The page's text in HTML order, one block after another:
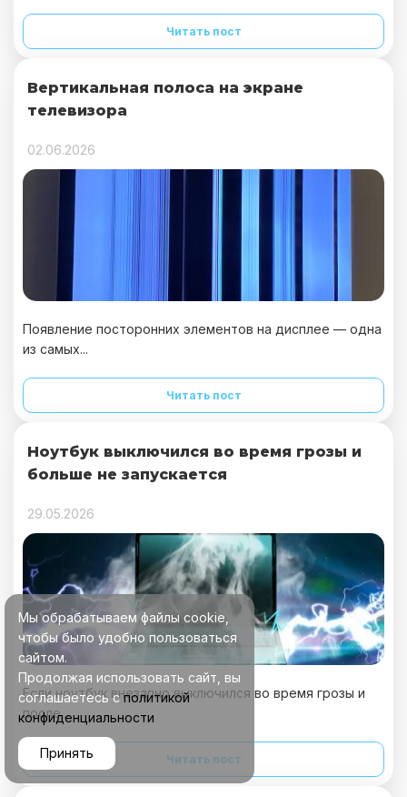
Читать пост
Вертикальная полоса на экране
телевизора
02.06.2026
Появление посторонних элементов на дисплее — одна
из самых...
Читать пост
Ноутбук выключился во время грозы и
больше не запускается
29.05.2026
Если ноутбук внезапно выключился во время грозы и
после...
Читать пост
Мы обрабатываем файлы cookie,
чтобы было удобно пользоваться
сайтом.
Продолжая использовать сайт, вы
соглашаетесь сполитикой
конфиденциальности
Принять